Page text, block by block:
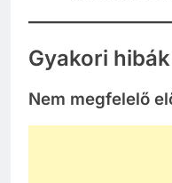
Gyakori
Nem megfelelő